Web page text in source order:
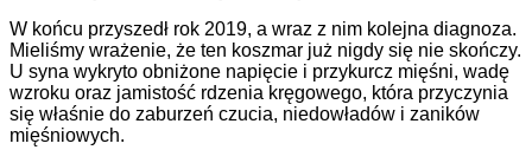
W końcu przyszedł rok 2019, a wraz z nim kolejna diagnoza.
Mieliśmy wrażenie, że ten koszmar już nigdy się nie skończy.
U syna wykryto obniżone napięcie i przykurcz mięśni, wadę
wzroku oraz jamistość rdzenia kręgowego, która przyczynia
się właśnie do zaburzeń czucia, niedowładów i zaników
mięśniowych.